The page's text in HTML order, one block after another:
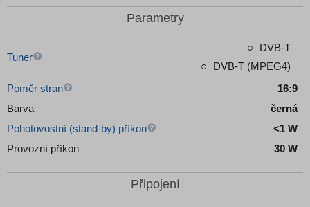
Parametry
Tuner
DVB-T
DVB-T (MPEG4)
Poměr stran
16:9
Barva
černá
Pohotovostní (stand-by) příkon
<1 W
Provozní příkon
30 W
Připojení